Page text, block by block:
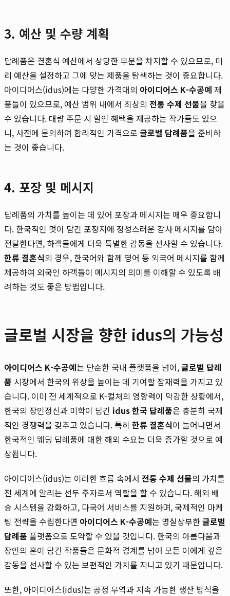
3. 예산 및 수량 계획
답례품은 결혼식 예산에서 상당한 부분을 차지할 수 있으므로, 미
리 예산을 설정하고 그에 맞는 제품을 탐색하는 것이 중요합니다.
아이디어스(idus)에는 다양한 가격대의 아이디어스 K-수공예 제
품들이 있으므로, 예산 범위 내에서 최상의 전통 수제 선물을 찾을
수 있습니다. 대량 주문 시 할인 혜택을 제공하는 작가들도 있으
니, 사전에 문의하여 합리적인 가격으로 글로벌 답례품을 준비하
는 것이 좋습니다.
4. 포장 및 메시지
답례품의 가치를 높이는 데 있어 포장과 메시지는 매우 중요합니
다. 한국적인 멋이 담긴 포장지에 정성스러운 감사 메시지를 담아
전달한다면, 하객들에게 더욱 특별한 감동을 선사할 수 있습니다.
한류 결혼식의 경우, 한국어와 함께 영어 등 외국어 메시지를 함께
제공하여 외국인 하객들이 메시지의 의미를 이해할 수 있도록 배
려하는 것도 좋은 방법입니다.
글로벌 시장을 향한 idus의 가능성
아이디어스 K-수공예는 단순한 국내 플랫폼을 넘어,글로벌 답례
품 시장에서 한국의 위상을 높이는 데 기여할 잠재력을 가지고 있
습니다. 이미 전 세계적으로 K-컬처의 영향력이 막강한 상황에서,
한국의 장인정신과 미학이 담긴 idus 한국 답례품은 충분히 국제
적인 경쟁력을 갖추고 있습니다. 특히 한류 결혼식이 늘어나면서
한국적인 웨딩 답례품에 대한 해외 수요는 더욱 증가할 것으로 예
상됩니다.
아이디어스(idus)는 이러한 흐름 속에서 전통 수제 선물의 가치를
전 세계에 알리는 선두 주자로서 역할을 할 수 있습니다. 해외 배
송 시스템을 강화하고, 다국어 서비스를 지원하며, 국제적인 마케
팅 전략을 수립한다면 아이디어스 K-수공예는 명실상부한글로벌
답례품 플랫폼으로 도약할 수 있을 것입니다. 한국의 아름다움과
장인의 혼이 담긴 작품들은 문화적 경계를 넘어 모든 이에게 깊은
감동을 선사할 수 있는 보편적인 가치를 지니고 있기 때문입니다.
또한, 아이디어스(idus)는 공정 무역과 지속 가능한 생산 방식을